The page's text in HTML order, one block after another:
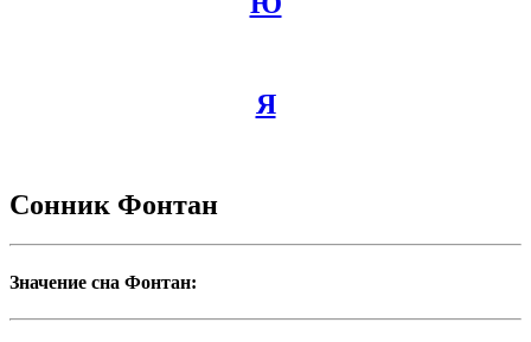
Я
Сонник Фонтан
Значение сна Фонтан: